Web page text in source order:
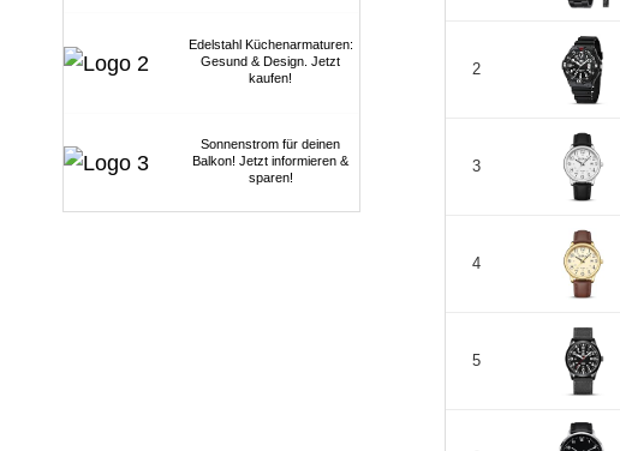
Edelstahl Küchenarmaturen:
Gesund & Design. Jetzt
kaufen!
Sonnenstrom für deinen
Balkon! Jetzt informieren &
sparen!
2
3
4
5